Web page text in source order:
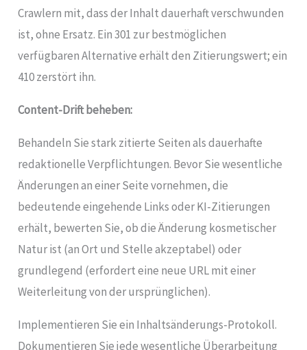
Crawlern mit, dass der Inhalt dauerhaft verschwunden
ist, ohne Ersatz. Ein 301 zur bestmöglichen
verfügbaren Alternative erhält den Zitierungswert; ein
410 zerstört ihn.
Content-Drift beheben:
Behandeln Sie stark zitierte Seiten als dauerhafte
redaktionelle Verpflichtungen. Bevor Sie wesentliche
Änderungen an einer Seite vornehmen, die
bedeutende eingehende Links oder KI-Zitierungen
erhält, bewerten Sie, ob die Änderung kosmetischer
Natur ist (an Ort und Stelle akzeptabel) oder
grundlegend (erfordert eine neue URL mit einer
Weiterleitung von der ursprünglichen).
Implementieren Sie ein Inhaltsänderungs-Protokoll.
Dokumentieren Sie jede wesentliche Überarbeitung